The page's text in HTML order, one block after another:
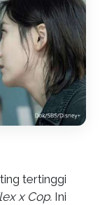
tertinggi
x Cop. Ini